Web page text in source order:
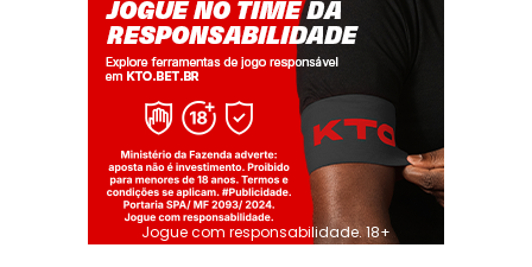
Jogue com responsabilidade. 18+